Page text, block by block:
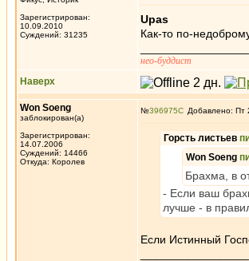
Зарегистрирован:
10.09.2010
Суждений: 31235
Upas
Как-то по-
нео-буддист
Наверх
Won Soeng
заблокирован(а)
Зарегистрирован:
14.07.2006
Суждений: 14466
Откуда: Королев
№396975 Добавлено: Пт
Горсть листьев
Won Soeng
Брахма, в
- Если ваш
лучше - в
Если Истинный